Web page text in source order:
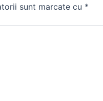
sunt marcate cu *